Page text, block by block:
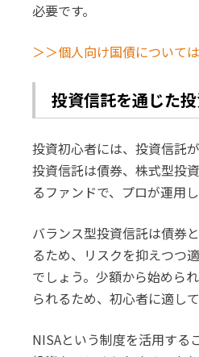
必要です。
＞＞個人向け国債について
投資信託を通じた
投資初心者には、投資信託
投資信託は債券、株式型投
るファンドで、プロが運用し
バランス型投資信託は債券
るため、リスクを抑えつつ
でしょう。少額から始めら
られるため、初心者に適して
NISAという制度を活用する